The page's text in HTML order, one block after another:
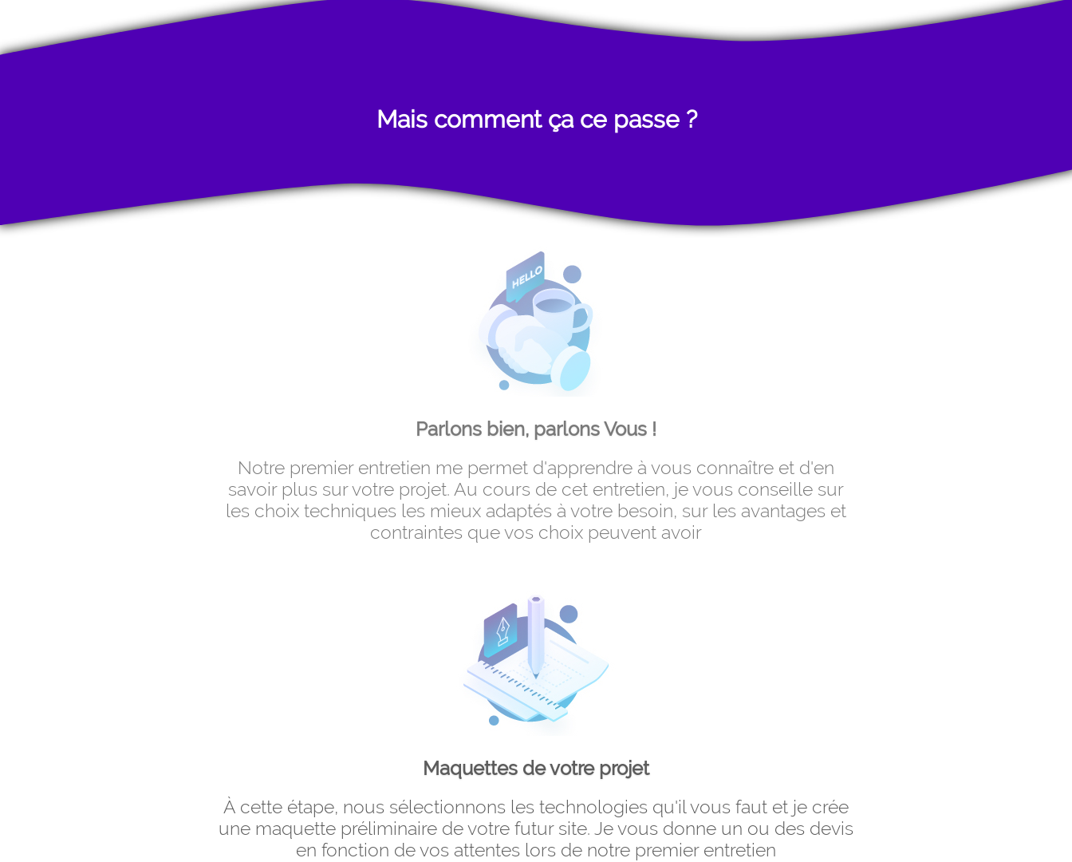
Mais comment ça ce passe ?
Parlons bien, parlons Vous !
Notre premier entretien me permet d'apprendre à vous connaître et d'en
savoir plus sur votre projet. Au cours de cet entretien, je vous conseille sur
les choix techniques les mieux adaptés à votre besoin, sur les avantages et
contraintes que vos choix peuvent avoir
Maquettes de votre projet
À cette étape, nous sélectionnons les technologies qu'il vous faut et je crée
une maquette préliminaire de votre futur site. Je vous donne un ou des devis
en fonction de vos attentes lors de notre premier entretien